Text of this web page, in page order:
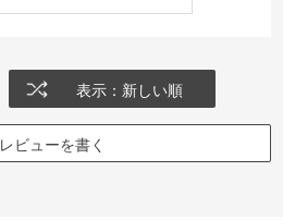
表示：新しい順
レビューを書く